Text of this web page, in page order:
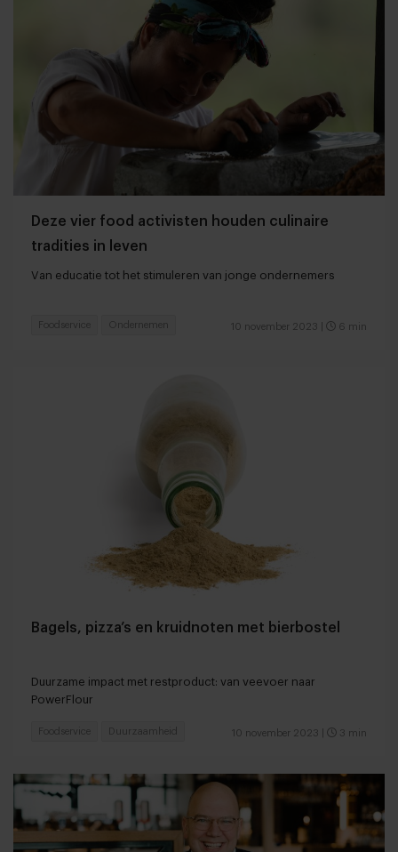
Deze vier food activisten houden culinaire
tradities in leven
Van educatie tot het stimuleren van jonge ondernemers
10 november 2023 6 min
Foodservice Ondernemen
Bagels, pizza’s en kruidnoten met bierbostel
Duurzame impact met restproduct: van veevoer naar
PowerFlour
10 november 2023 3 min
Foodservice Duurzaamheid